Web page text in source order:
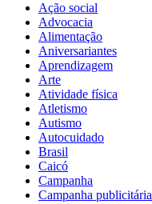
Ação social
Advocacia
Alimentação
Aniversariantes
Aprendizagem
Arte
Atividade física
Atletismo
Autismo
Autocuidado
Brasil
Caicó
Campanha
Campanha publicitária